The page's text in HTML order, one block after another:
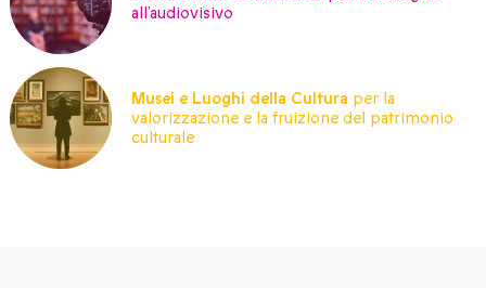
all’audiovisivo
Musei e Luoghi della Cultura per la
valorizzazione e la fruizione del patrimonio
culturale